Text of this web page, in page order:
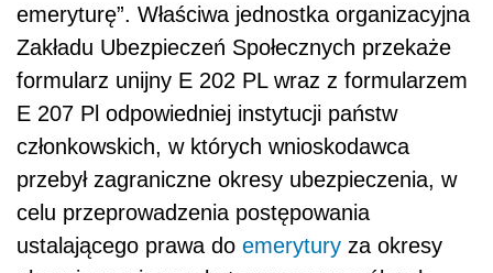
emeryturę”. Właściwa jednostka organizacyjna
Zakładu Ubezpieczeń Społecznych przekaże
formularz unijny E 202 PL wraz z formularzem
E 207 Pl odpowiedniej instytucji państw
członkowskich, w których wnioskodawca
przebył zagraniczne okresy ubezpieczenia, w
celu przeprowadzenia postępowania
ustalającego prawa do emerytury za okresy